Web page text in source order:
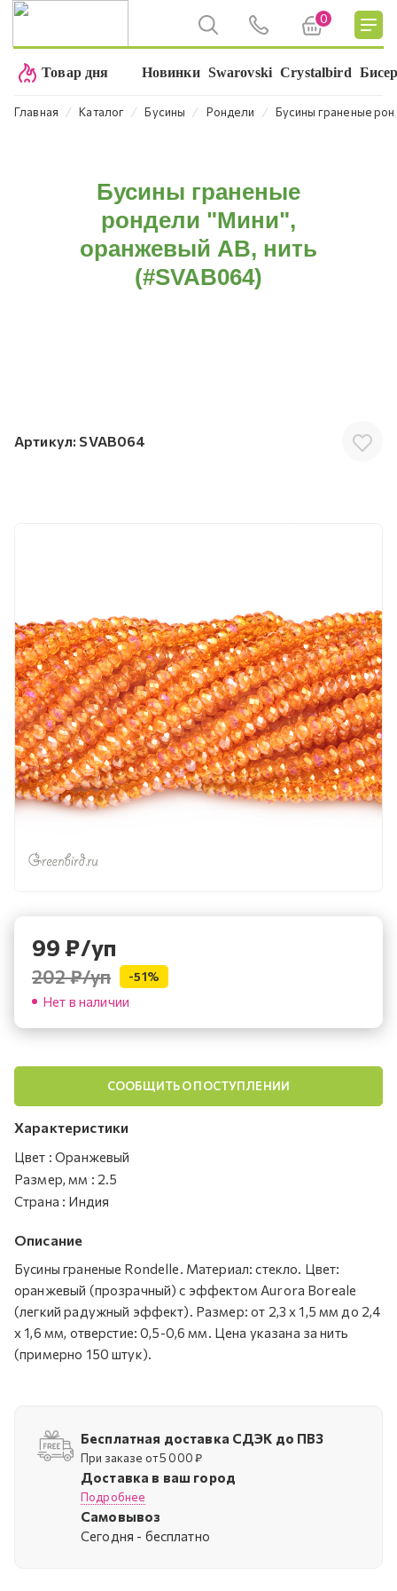
0
Товар дня Новинки Swarovski Crystalbird
Главная ⁄ Каталог ⁄ Бусины ⁄ Рондели ⁄ Бусины граненые
Бусины граненые
рондели "Мини",
оранжевый AB, нить
(#SVAB064)
Артикул: SVAB064
99₽/уп
202 ₽/уп -51%
Нет в наличии
СООБЩИТЬ О ПОСТУПЛЕНИИ
Характеристики
Цвет : Оранжевый
Размер, мм : 2.5
Страна : Индия
Описание
Бусины граненые Rondelle. Материал: стекло. Цвет:
оранжевый (прозрачный) с эффектом Aurora Boreale
(легкий радужный эффект). Размер: от 2,3 х 1,5 мм до 2,4
х 1,6 мм, отверстие: 0,5-0,6 мм. Цена указана за нить
(примерно 150 штук).
Бесплатная доставка СДЭК до ПВЗ
При заказе от 5 000 ₽
Доставка в ваш город
Подробнее
Самовывоз
Cегодня - бесплатно